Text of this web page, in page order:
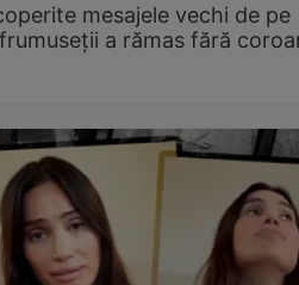
mesajele vechi de pe
a rămas fără